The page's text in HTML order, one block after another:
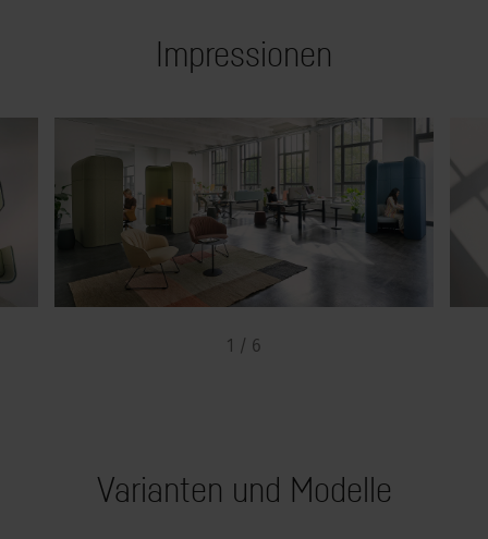
Impressionen
1 / 6
Varianten und Modelle